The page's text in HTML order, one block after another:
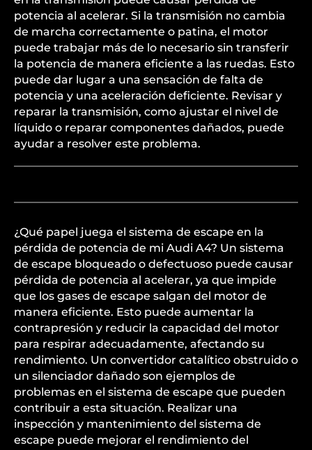
potencia al acelerar. Si la transmisión no cambia
de marcha correctamente o patina, el motor
puede trabajar más de lo necesario sin transferir
la potencia de manera eficiente a las ruedas. Esto
puede dar lugar a una sensación de falta de
potencia y una aceleración deficiente. Revisar y
reparar la transmisión, como ajustar el nivel de
líquido o reparar componentes dañados, puede
ayudar a resolver este problema.
¿Qué papel juega el sistema de escape en la
pérdida de potencia de mi Audi A4? Un sistema
de escape bloqueado o defectuoso puede causar
pérdida de potencia al acelerar, ya que impide
que los gases de escape salgan del motor de
manera eficiente. Esto puede aumentar la
contrapresión y reducir la capacidad del motor
para respirar adecuadamente, afectando su
rendimiento. Un convertidor catalítico obstruido o
un silenciador dañado son ejemplos de
problemas en el sistema de escape que pueden
contribuir a esta situación. Realizar una
inspección y mantenimiento del sistema de
escape puede mejorar el rendimiento del